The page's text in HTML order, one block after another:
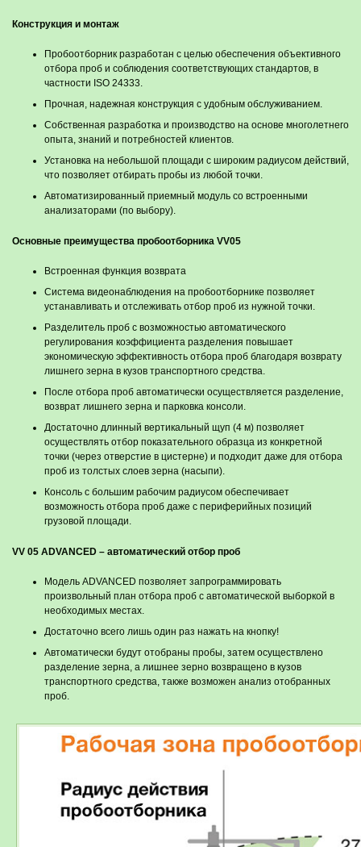
Конструкция и монтаж
Пробоотборник разработан с целью обеспечения объективного
отбора проб и соблюдения соответствующих стандартов, в
частности ISO 24333.
Прочная, надежная конструкция с удобным обслуживанием.
Собственная разработка и производство на основе многолетнего
опыта, знаний и потребностей клиентов.
Установка на небольшой площади с широким радиусом действий,
что позволяет отбирать пробы из любой точки.
Автоматизированный приемный модуль со встроенными
анализаторами (по выбору).
Основные преимущества пробоотборника VV05
Встроенная функция возврата
Система видеонаблюдения на пробоотборнике позволяет
устанавливать и отслеживать отбор проб из нужной точки.
Разделитель проб с возможностью автоматического
регулирования коэффициента разделения повышает
экономическую эффективность отбора проб благодаря возврату
лишнего зерна в кузов транспортного средства.
После отбора проб автоматически осуществляется разделение,
возврат лишнего зерна и парковка консоли.
Достаточно длинный вертикальный щуп (4 м) позволяет
осуществлять отбор показательного образца из конкретной
точки (через отверстие в цистерне) и подходит даже для отбора
проб из толстых слоев зерна (насыпи).
Консоль с большим рабочим радиусом обеспечивает
возможность отбора проб даже с периферийных позиций
грузовой площади.
VV 05 ADVANCED – автоматический отбор проб
Модель ADVANCED позволяет запрограммировать
произвольный план отбора проб с автоматической выборкой в
необходимых местах.
Достаточно всего лишь один раз нажать на кнопку!
Автоматически будут отобраны пробы, затем осуществлено
разделение зерна, а лишнее зерно возвращено в кузов
транспортного средства, также возможен анализ отобранных
проб.